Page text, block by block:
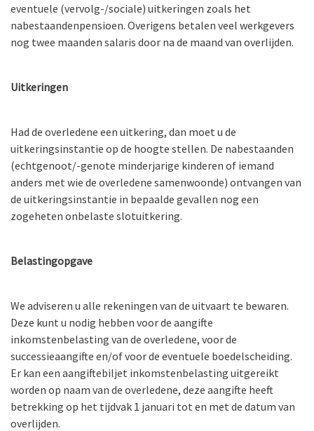
eventuele (vervolg-/sociale) uitkeringen zoals het
nabestaandenpensioen. Overigens betalen veel werkgevers
nog twee maanden salaris door na de maand van overlijden.
Uitkeringen
Had de overledene een uitkering, dan moet u de
uitkeringsinstantie op de hoogte stellen. De nabestaanden
(echtgenoot/-genote minderjarige kinderen of iemand
anders met wie de overledene samenwoonde) ontvangen van
de uitkeringsinstantie in bepaalde gevallen nog een
zogeheten onbelaste slotuitkering.
Belastingopgave
We adviseren u alle rekeningen van de uitvaart te bewaren.
Deze kunt u nodig hebben voor de aangifte
inkomstenbelasting van de overledene, voor de
successieaangifte en/of voor de eventuele boedelscheiding.
Er kan een aangiftebiljet inkomstenbelasting uitgereikt
worden op naam van de overledene, deze aangifte heeft
betrekking op het tijdvak 1 januari tot en met de datum van
overlijden.